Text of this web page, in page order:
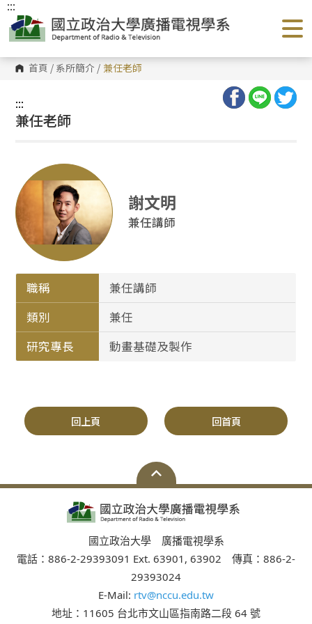
跳
到
主
要
內
容
區 首頁 / 系所簡介 / 兼任老師
:::
:::
兼任老師
謝文明
兼任講師
職稱
兼任講師
類別
兼任
研究專長
動畫基礎及製作
回上頁 回首頁
國立政治大學 廣播電視學系
電話：886-2-29393091 Ext. 63901, 63902 傳真：886-2-
29393024
E-Mail: rtv@nccu.edu.tw
地址：11605 台北市文山區指南路二段 64 號